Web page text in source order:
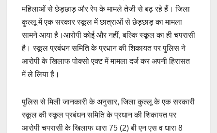
महिलाओं से छेड़छाड़ और रेप के मामले तेजी से बढ़ रहे हैं। जिला
कुल्लू में एक सरकार स्कूल में छात्राओं से छेड़छाड़ का मामला
सामने आया है।आरोपी कोई और नहीं, बल्कि स्कूल का ही चपरासी
है। स्कूल प्रबंधन समिति के प्रधान की शिकायत पर पुलिस ने
आरोपी के खिलाफ पोक्सो एक्ट में मामला दर्ज कर अपनी हिरासत
में ले लिया है।
पुलिस से मिली जानकारी के अनुसार, जिला कुल्लू के एक सरकारी
स्कूल की स्कूल प्रबंधन समिति के प्रधान की शिकायत पर
आरोपी चपरासी के खिलाफ धारा 75 (2) बी एन एस व धारा 8